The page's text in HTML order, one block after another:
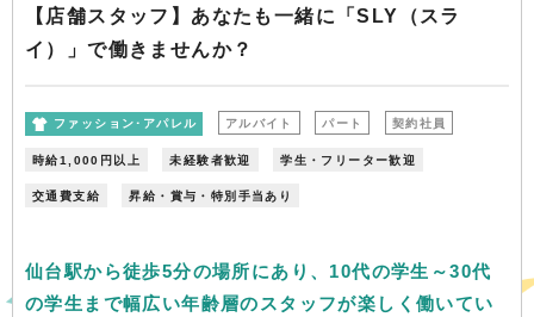
【店舗スタッフ】あなたも一緒に「SLY（スラ
イ）」で働きませんか？
ファッション･アパレル アルバイト パート 契約社員
時給1,000円以上 未経験者歓迎 学生・フリーター歓迎
交通費支給 昇給・賞与・特別手当あり
仙台駅から徒歩5分の場所にあり、10代の学生～30代
の学生まで幅広い年齢層のスタッフが楽しく働いてい